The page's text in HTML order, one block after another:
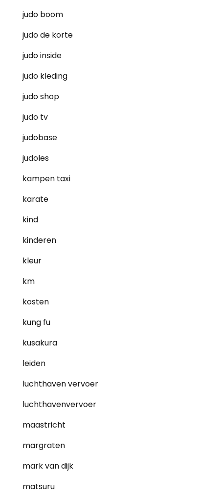
judo boom
judo de korte
judo inside
judo kleding
judo shop
judo tv
judobase
judoles
kampen taxi
karate
kind
kinderen
kleur
km
kosten
kung fu
kusakura
leiden
luchthaven vervoer
luchthavenvervoer
maastricht
margraten
mark van dijk
matsuru